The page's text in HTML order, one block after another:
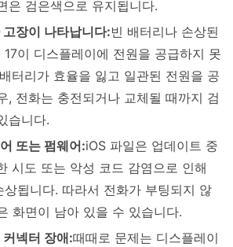
은 검은색으로 유지됩니다.
장이 나타납니다:빈 배터리나 손상된
이 디스플레이에 전원을 공급하지 못
터리가 효율을 잃고 일관된 전원을 공
, 전화는 충전되거나 교체될 때까지 검
습니다.
또는 펌웨어:iOS 파일은 업데이트 중
시도 또는 악성 코드 감염으로 인해
됩니다. 따라서 전화가 부팅되지 않
화면이 남아 있을 수 있습니다.
넥터 장애:때때로 문제는 디스플레이